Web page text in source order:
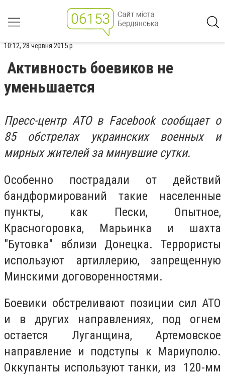
10:12, 28 червня 2015 р.
Активность боевиков не
уменьшается
Пресс-центр АТО в Facebook сообщает о
85 обстрелах украинских военных и
мирных жителей за минувшие сутки.
Особенно пострадали от действий
бандформирований такие населенные
пункты, как Пески, Опытное,
Красногоровка, Марьинка и шахта
"Бутовка" вблизи Донецка. Террористы
используют артиллерию, запрещенную
Минскими договоренностями.
Боевики обстреливают позиции сил АТО
и в других направлениях, под огнем
остается Луганщина, Артемовское
направление и подступы к Мариуполю.
Оккупанты используют танки, из 120-мм